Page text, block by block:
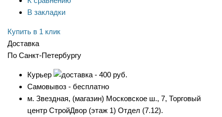
В закладки
Купить в 1 клик
Доставка
По Санкт-Петербургу
Курьер
- 400 руб.
Самовывоз - бесплатно
м. Звездная, (магазин) Московское ш., 7, Торговый
центр СтройДвор (этаж 1) Отдел (7.12).